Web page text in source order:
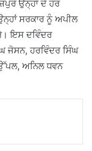
ਉਨ੍ਹਾਂ ਦੇ ਹਰ
ਸਰਕਾਰ ਨੂੰ ਅਪੀਲ
ਇਸ ਦਵਿੰਦਰ
ਜੋਸਨ, ਹਰਵਿੰਦਰ ਸਿੰਘ
ਅਨਿਲ ਧਵਨ